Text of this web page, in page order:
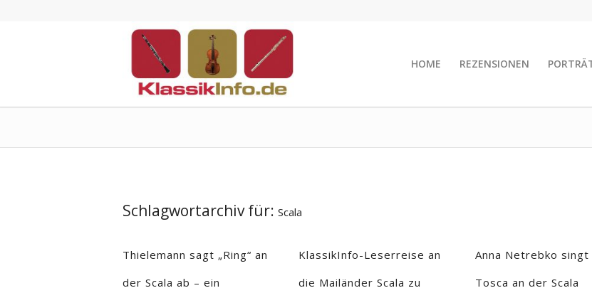
HOME REZENSIONEN
Schlagwortarchiv für: Scala
Thielemann sagt „Ring“ an
der Scala ab – ein
KlassikInfo-Leserreise an
die Mailänder Scala zu
Anna Netrebko singt
Tosca an der Scala